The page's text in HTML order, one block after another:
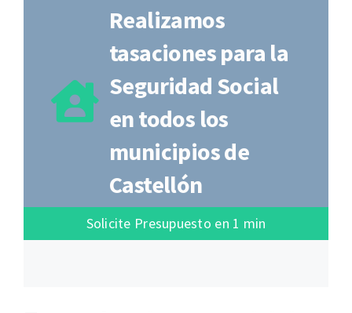
Realizamos
tasaciones para la
Seguridad Social
en todos los
municipios de
Castellón
Solicite Presupuesto en 1 min